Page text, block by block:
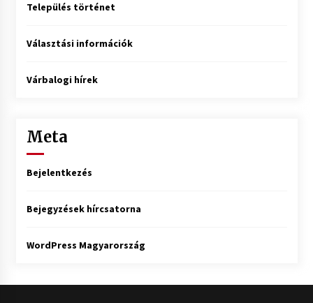
Település történet
Választási információk
Várbalogi hírek
Meta
Bejelentkezés
Bejegyzések hírcsatorna
WordPress Magyarország